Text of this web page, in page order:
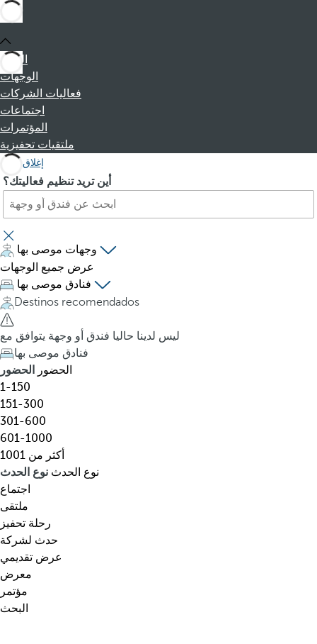
البداية
الوجهات
فعاليات الشركات
اجتماعات
المؤتمرات
ملتقيات تحفيزية
إغلاق
أين تريد تنظيم فعاليتك؟
ا
ح
ث
ع
ن
ف
ن
د
ق
،
و
ج
ه
ة
،
ن
و
ع
م
ع
ي
ن
…
P
e
s
s
i
n
g
t
h
e
d
o
w
n
a
r
r
o
w
k
e
y
o
p
e
وجهات موصى بها
عرض جميع الوجهات
فنادق موصى بها
Destinos recomendados
ليس لدينا حاليا فندق أو وجهة يتوافق مع
فنادق موصى بها
الحضور
الحضور
1-150
151-300
301-600
601-1000
أكثر من 1001
نوع الحدث نوع الحدث
اجتماع
ملتقى
رحلة تحفيز
حدث لشركة
عرض تقديمي
معرض
مؤتمر
البحث